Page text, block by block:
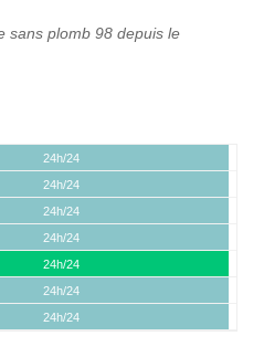
sans plomb 98 depuis le
24h/24
24h/24
24h/24
24h/24
24h/24
24h/24
24h/24